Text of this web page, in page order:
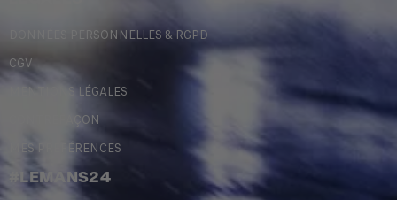
DONNÉES PERSONNELLES & RGPD
CGV
MENTIONS LÉGALES
CONTREFAÇON
MES PRÉFÉRENCES
#LEMANS24